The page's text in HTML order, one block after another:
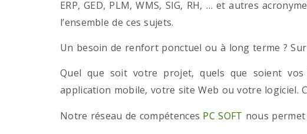
ERP, GED, PLM, WMS, SIG, RH, … et autres
l’ensemble de ces sujets.
Un besoin de renfort ponctuel ou à long terme ?
Quel que soit votre projet, quels que soient
application mobile, votre site Web ou votre logiciel.
Notre réseau de compétences PC SOFT nous